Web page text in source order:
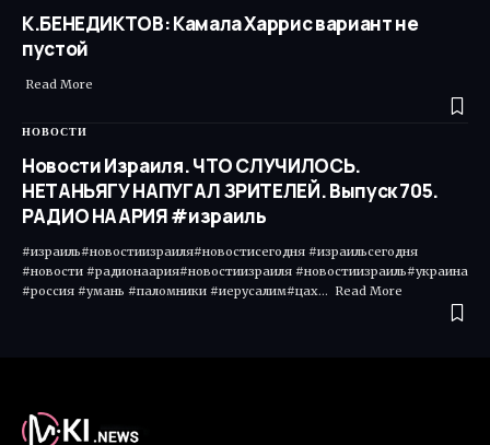
К.БЕНЕДИКТОВ: Камала Харрис вариант не
пустой
Read More ​
НОВОСТИ
Новости Израиля. ЧТО СЛУЧИЛОСЬ.
НЕТАНЬЯГУ НАПУГАЛ ЗРИТЕЛЕЙ. Выпуск 705.
РАДИО НААРИЯ #израиль
#израиль#новостиизраиля#новостисегодня #израильсегодня
#новости #радионаария#новостиизраиля #новостиизраиль#украина
#россия #умань #паломники #иерусалим#цах... Read More ​